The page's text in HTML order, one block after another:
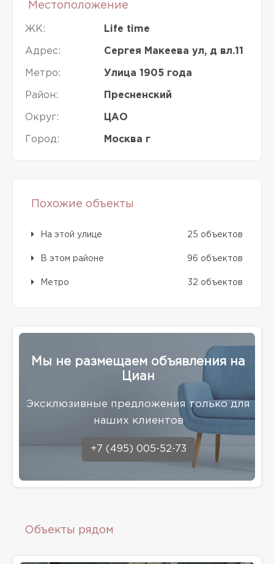
Местоположение
ЖК: Life time
Адрес: Сергея Макеева ул, д вл.11
Метро: Улица 1905 года
Район: Пресненский
Округ: ЦАО
Город: Москва г
Похожие объекты
На этой улице 25 объектов
В этом районе 96 объектов
Метро 32 объектов
Мы не размещаем объявления на
Циан
Эксклюзивные предложения только для
наших клиентов
+7 (495) 005-52-73
Объекты рядом